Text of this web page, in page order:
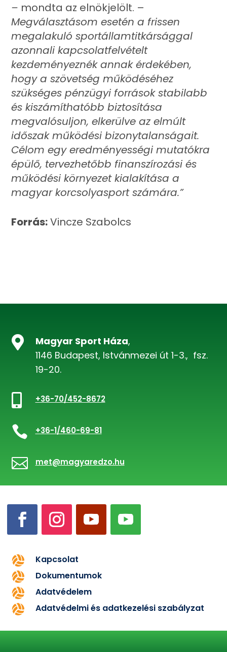
– mondta az elnökjelölt. –
Megválasztásom esetén a frissen
megalakuló sportállamtitkársággal
azonnali kapcsolatfelvételt
kezdeményeznék annak érdekében,
hogy a szövetség működéséhez
szükséges pénzügyi források stabilabb
és kiszámíthatóbb biztosítása
megvalósuljon, elkerülve az elmúlt
időszak működési bizonytalanságait.
Célom egy eredményességi mutatókra
épülő, tervezhetőbb finanszírozási és
működési környezet kialakítása a
magyar korcsolyasport számára.”
Forrás:Vincze Szabolcs
 Magyar Sport Háza,
1146 Budapest, Istvánmezei út 1-3., fsz.
19-20.
 +36-70/452-8672
 +36-1/460-69-81
 met@magyaredzo.hu
 Kapcsolat
 Dokumentumok
 Adatvédelem
 Adatvédelmi és adatkezelési szabályzat